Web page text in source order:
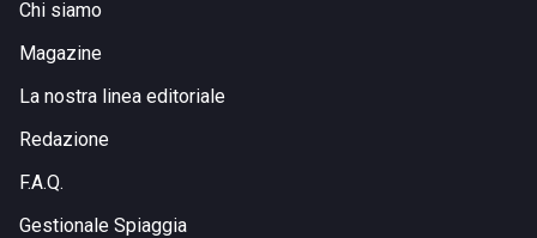
Chi siamo
Magazine
La nostra linea editoriale
Redazione
F.A.Q.
Gestionale Spiaggia